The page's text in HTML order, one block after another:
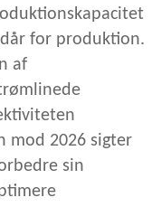
for produktion.
af
mod 2026 sigter
sin